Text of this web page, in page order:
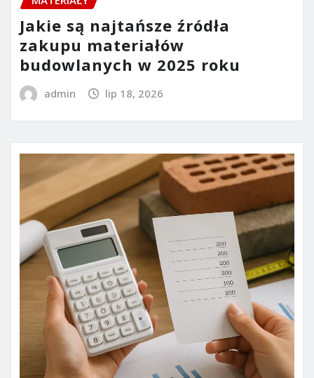
Jakie są najtańsze źródła
zakupu materiałów
budowlanych w 2025 roku
admin lip 18, 2026